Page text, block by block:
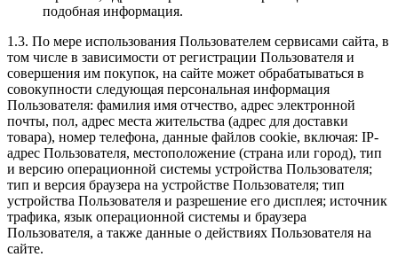
подобная информация.
1.3. По мере использования Пользователем сервисами сайта, в
том числе в зависимости от регистрации Пользователя и
совершения им покупок, на сайте может обрабатываться в
совокупности следующая персональная информация
Пользователя: фамилия имя отчество, адрес электронной
почты, пол, адрес места жительства (адрес для доставки
товара), номер телефона, данные файлов cookie, включая: IP-
адрес Пользователя, местоположение (страна или город), тип
и версию операционной системы устройства Пользователя;
тип и версия браузера на устройстве Пользователя; тип
устройства Пользователя и разрешение его дисплея; источник
трафика, язык операционной системы и браузера
Пользователя, а также данные о действиях Пользователя на
сайте.